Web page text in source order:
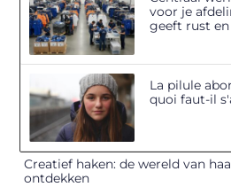
voor je
geeft rust
La pilule
quoi faut-il
Creatief haken: de wereld van
ontdekken